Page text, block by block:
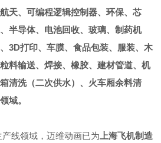
天、可编程逻辑控制器、 环保、芯
半导体、 电池回收、 玻璃、制药机
3D打印、车膜、 食品包装、服装、 木
粒料输送、焊接、橡胶、建材管道、机
清洗（二次供水）、火车厢余料清
域。
线领域，迈维动画已为 上海飞机制造